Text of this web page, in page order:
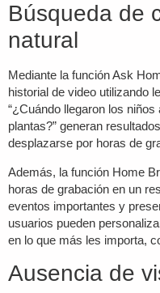
Búsqueda de
natural
Mediante la función Ask
historial de video utilizando
“¿Cuándo llegaron los
plantas?” generan
desplazarse por horas de
Además, la función Home
horas de grabación en un
eventos importantes y
usuarios pueden
en lo que más les importa,
Ausencia de